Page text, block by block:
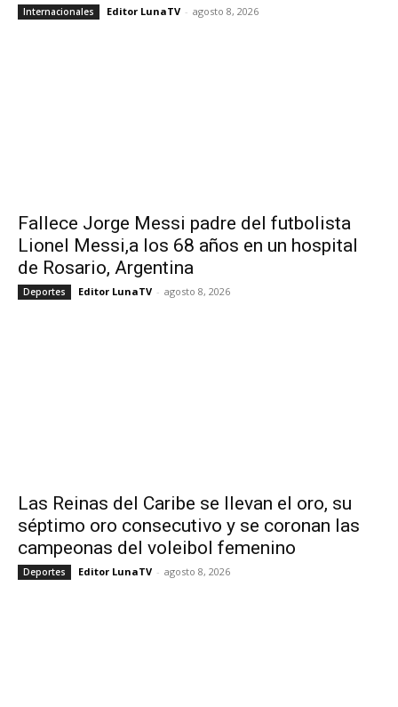
Internacionales Editor LunaTV - agosto 8, 2026
Fallece Jorge Messi padre del futbolista
Lionel Messi,a los 68 años en un hospital
de Rosario, Argentina
Deportes Editor LunaTV - agosto 8, 2026
Las Reinas del Caribe se llevan el oro, su
séptimo oro consecutivo y se coronan las
campeonas del voleibol femenino
Deportes Editor LunaTV - agosto 8, 2026